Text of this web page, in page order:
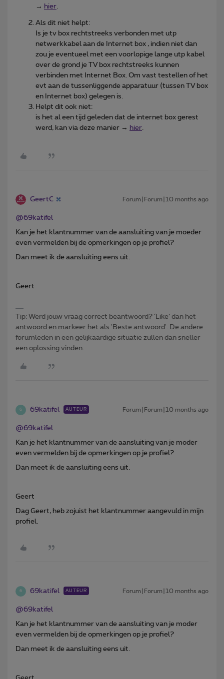
→ hier
Als dit niet helpt:
Is je tv box rechtstreeks verbonden met utp
netwerkkabel aan de Internet box , indien niet dan
zou je eventueel met een voorlopige lange utp kabel
over de grond je TV box rechtstreeks kunnen
verbinden met Internet Box. Om vast testellen of het
evt aan de tussenliggende apparatuur (tussen TV box
en Internet box) gelegen is.
Helpt dit ook niet:
is het al een tijd geleden dat de internet box gerest
werd, kan via deze manier → hier
GeertC Forum|Forum|10 months ago
@69katifel
Kan je het klantnummer van de aansluiting van je moeder
even vermelden bij de opmerkingen op je profiel?
Dan meet ik de aansluiting eens uit.
Geert
Tip: Werd jouw vraag correct beantwoord? ‘Like’ dan het
antwoord en markeer het als 'Beste antwoord'. De andere
forumleden in een gelijkaardige situatie zullen dan sneller
een oplossing vinden.
6 69katifel AUTEUR Forum|Forum|10 months ago
@69katifel
Kan je het klantnummer van de aansluiting van je moder
even vermelden bij de opmerkingen op je profiel?
Dan meet ik de aansluiting eens uit.
Geert
Dag Geert, heb zojuist het klantnummer aangevuld in mijn
profiel.
6 69katifel AUTEUR Forum|Forum|10 months ago
@69katifel
Kan je het klantnummer van de aansluiting van je moder
even vermelden bij de opmerkingen op je profiel?
Dan meet ik de aansluiting eens uit.